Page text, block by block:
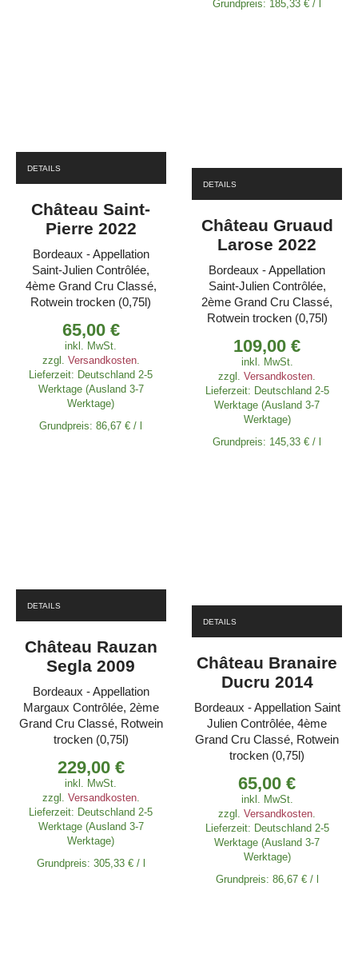
Grundpreis: 185,33€ /
DETAILS
Château Saint-
Pierre 2022
Bordeaux - Appellation
Saint-Julien Contrôlée,
4ème Grand Cru Classé,
Rotwein trocken (0,75l)
65,00 €
inkl. MwSt.
zzgl. Versandkosten.
Lieferzeit: Deutschland 2-5
Werktage (Ausland 3-7
Werktage)
Grundpreis:86,67€ /
DETAILS
Château Gruaud
Larose 2022
Bordeaux - Appellation
Saint-Julien Contrôlée,
2ème Grand Cru Classé,
Rotwein trocken (0,75l)
109,00€
inkl. MwSt.
zzgl.Versandkosten
Lieferzeit: Deutschland 2-5
Werktage (Ausland 3-7
Werktage)
Grundpreis: 145,33€ /
DETAILS
Château Rauzan
Segla 2009
Bordeaux - Appellation
Margaux Contrôlée, 2ème
Grand Cru Classé, Rotwein
trocken (0,75l)
229,00 €
inkl. MwSt.
zzgl. Versandkosten.
Lieferzeit: Deutschland 2-5
Werktage (Ausland 3-7
Werktage)
Grundpreis: 305,33 €/
DETAILS
Château Branaire
Ducru 2014
Bordeaux - Appellation Saint
Julien Contrôlée, 4ème
Grand Cru Classé, Rotwein
trocken (0,75l)
65,00€
inkl. MwSt.
zzgl.Versandkosten.
Lieferzeit: Deutschland 2-5
Werktage (Ausland 3-7
Werktage)
Grundpreis: 86,67 €/